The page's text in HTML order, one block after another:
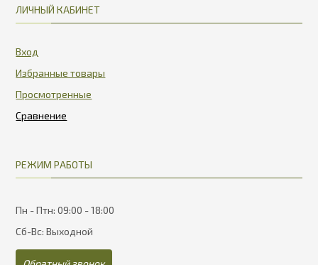
ЛИЧНЫЙ КАБИНЕТ
Вход
Избранные товары
Просмотренные
РЕЖИМ РАБОТЫ
Пн - Птн: 09:00 - 18:00
Сб-Вс: Выходной